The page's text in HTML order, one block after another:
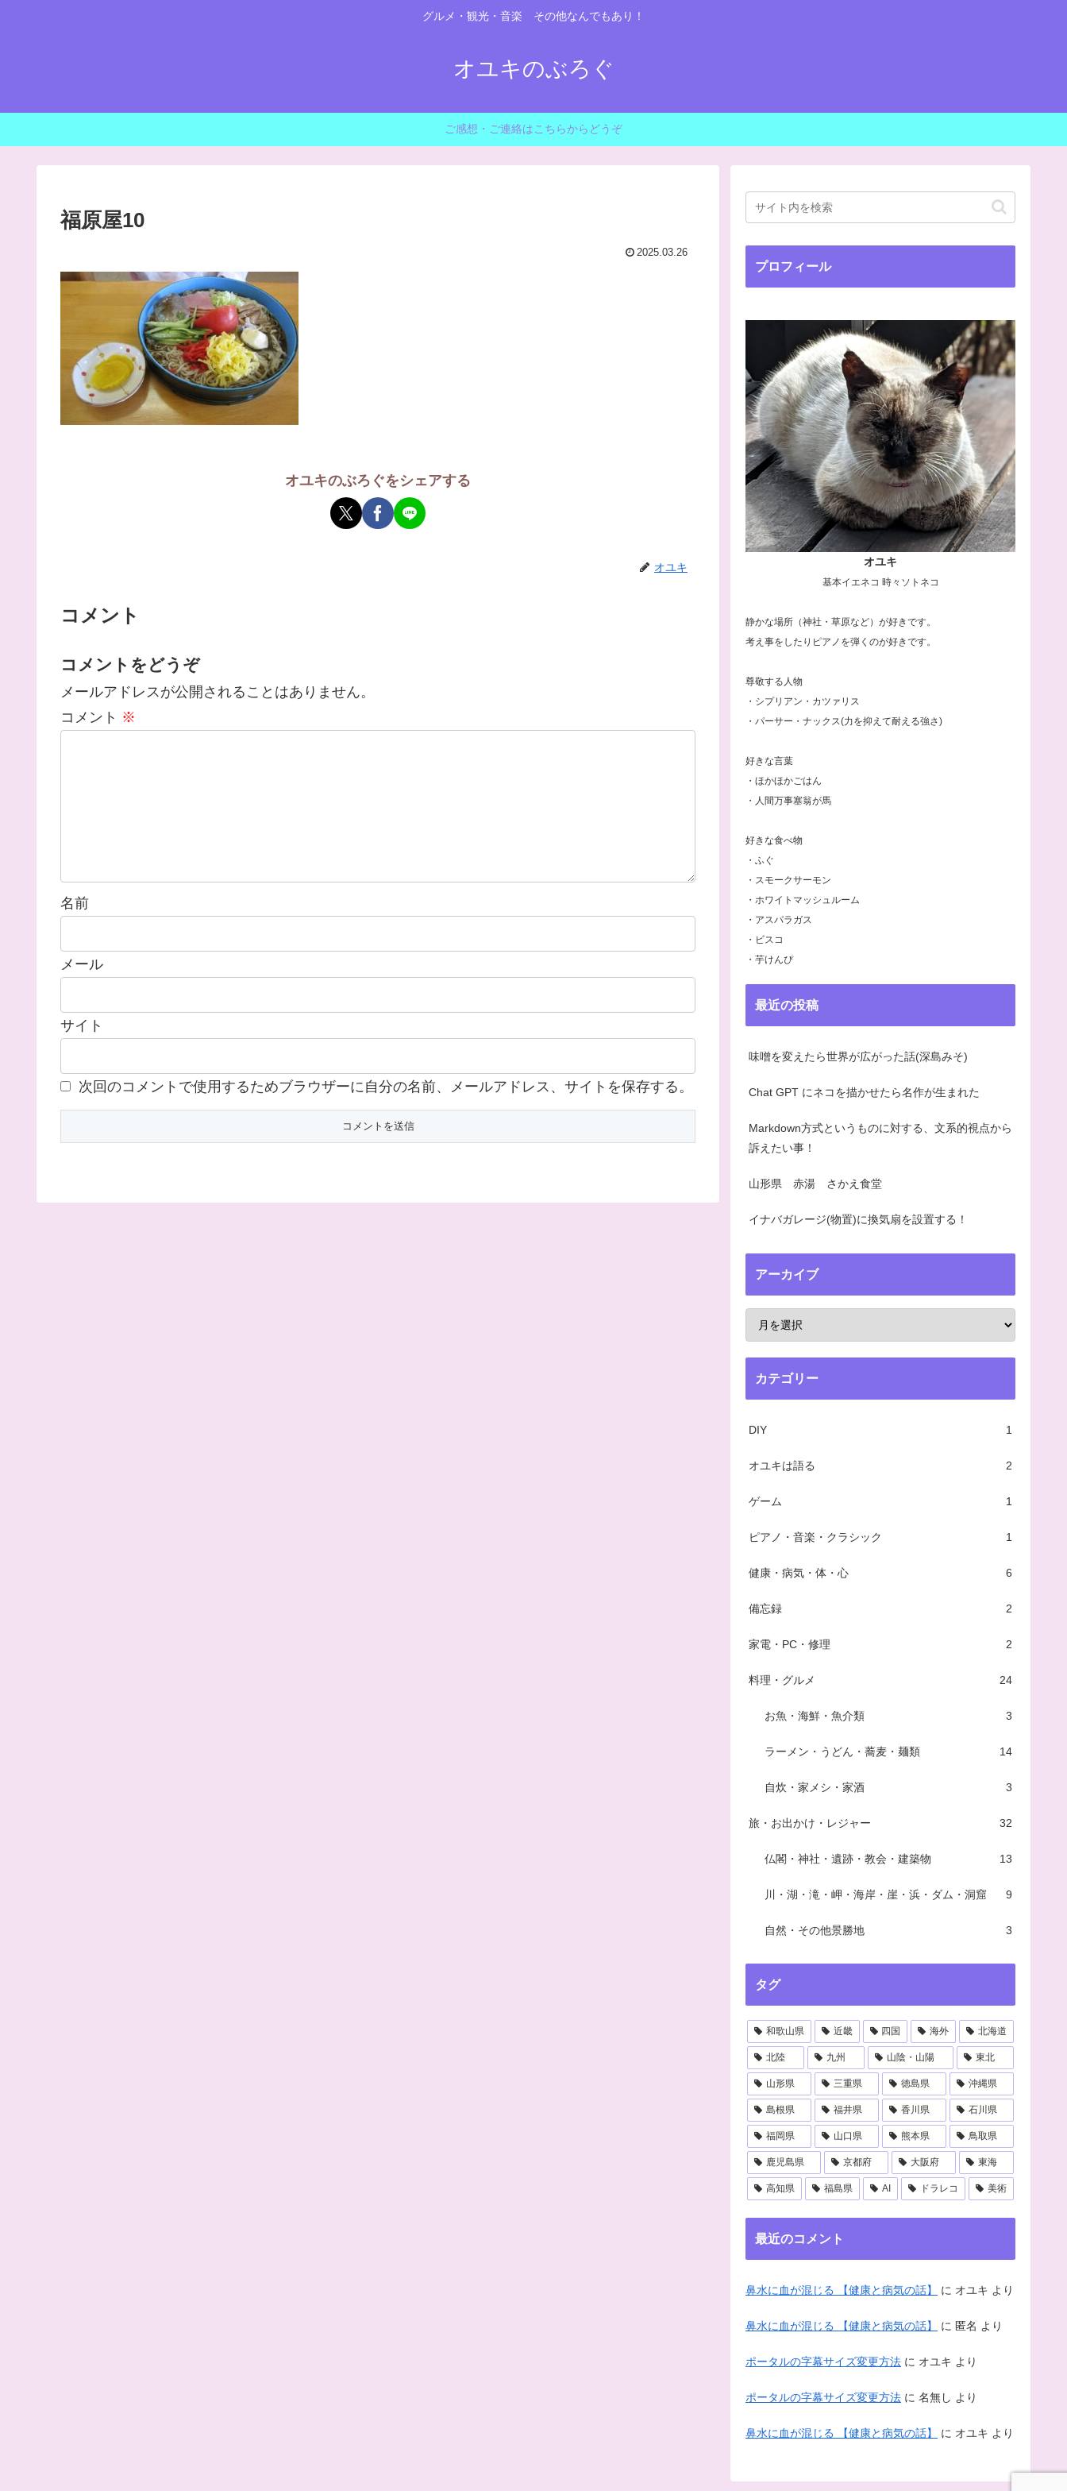
グルメ・観光・音楽 その他なんでもあり！
オユキのぶろぐ
ご感想・ご連絡はこちらからどうぞ
福原屋10
2025.03.26
オユキのぶろぐをシェアする
オユキ
コメント
コメントをどうぞ
メールアドレスが公開されることはありません。
コメント ※
名前
メール
サイト
次回のコメントで使用するためブラウザーに自分の名前、メールアドレス、サイトを保存する。
プロフィール
オユキ
基本イエネコ 時々ソトネコ
静かな場所（神社・草原など）が好きです。
考え事をしたりピアノを弾くのが好きです。
尊敬する人物
・シプリアン・カツァリス
・パーサー・ナックス(力を抑えて耐える強さ)
好きな言葉
・ほかほかごはん
・人間万事塞翁が馬
好きな食べ物
・ふぐ
・スモークサーモン
・ホワイトマッシュルーム
・アスパラガス
・ビスコ
・芋けんぴ
最近の投稿
味噌を変えたら世界が広がった話(深島みそ)
Chat GPT にネコを描かせたら名作が生まれた
Markdown方式というものに対する、文系的視点から
訴えたい事！
山形県 赤湯 さかえ食堂
イナバガレージ(物置)に換気扇を設置する！
アーカイブ
カテゴリー
DIY 1
オユキは語る 2
ゲーム 1
ピアノ・音楽・クラシック 1
健康・病気・体・心 6
備忘録 2
家電・PC・修理 2
料理・グルメ 24
お魚・海鮮・魚介類 3
ラーメン・うどん・蕎麦・麺類 14
自炊・家メシ・家酒 3
旅・お出かけ・レジャー 32
仏閣・神社・遺跡・教会・建築物 13
川・湖・滝・岬・海岸・崖・浜・ダム・洞窟 9
自然・その他景勝地 3
タグ
和歌山県 近畿 四国 海外 北海道
北陸 九州 山陰・山陽 東北
山形県 三重県 徳島県 沖縄県
島根県 福井県 香川県 石川県
福岡県 山口県 熊本県 鳥取県
鹿児島県 京都府 大阪府 東海
高知県 福島県 AI ドラレコ 美術
最近のコメント
鼻水に血が混じる 【健康と病気の話】 に オユキ より
鼻水に血が混じる 【健康と病気の話】 に 匿名 より
ポータルの字幕サイズ変更方法 に オユキ より
ポータルの字幕サイズ変更方法 に 名無し より
鼻水に血が混じる 【健康と病気の話】 に オユキ より